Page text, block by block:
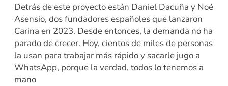
Detrás de este proyecto están Daniel Dacuña y Noé
Asensio, dos fundadores españoles que lanzaron
Carina en 2023. Desde entonces, la demanda no ha
parado de crecer. Hoy, cientos de miles de personas
la usan para trabajar más rápido y sacarle jugo a
WhatsApp, porque la verdad, todos lo tenemos a
mano